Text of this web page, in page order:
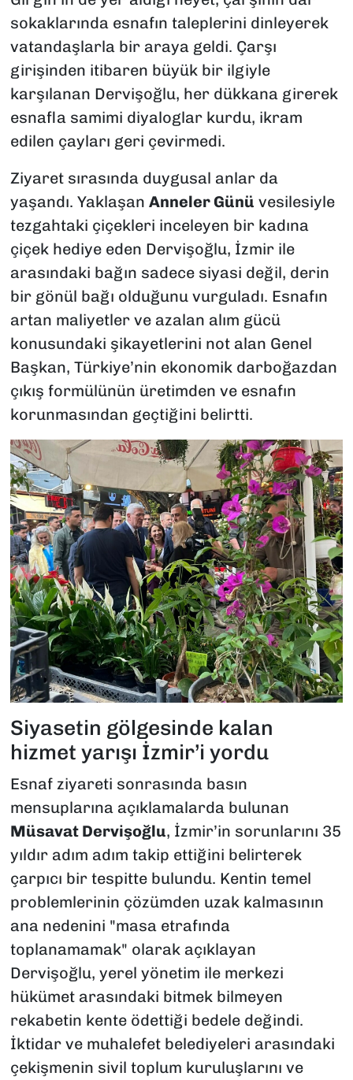
sokaklarında esnafın taleplerini dinleyerek
vatandaşlarla bir araya geldi. Çarşı
girişinden itibaren büyük bir ilgiyle
karşılanan Dervişoğlu, her dükkana girerek
esnafla samimi diyaloglar kurdu, ikram
edilen çayları geri çevirmedi.
Ziyaret sırasında duygusal anlar da
yaşandı. Yaklaşan Anneler Günü vesilesiyle
tezgahtaki çiçekleri inceleyen bir kadına
çiçek hediye eden Dervişoğlu, İzmir ile
arasındaki bağın sadece siyasi değil, derin
bir gönül bağı olduğunu vurguladı. Esnafın
artan maliyetler ve azalan alım gücü
konusundaki şikayetlerini not alan Genel
Başkan, Türkiye’nin ekonomik darboğazdan
çıkış formülünün üretimden ve esnafın
korunmasından geçtiğini belirtti.
Siyasetin gölgesinde kalan
hizmet yarışı İzmir’i yordu
Esnaf ziyareti sonrasında basın
mensuplarına açıklamalarda bulunan
Müsavat Dervişoğlu, İzmir’in sorunlarını 35
yıldır adım adım takip ettiğini belirterek
çarpıcı bir tespitte bulundu. Kentin temel
problemlerinin çözümden uzak kalmasının
ana nedenini "masa etrafında
toplanamamak" olarak açıklayan
Dervişoğlu, yerel yönetim ile merkezi
hükümet arasındaki bitmek bilmeyen
rekabetin kente ödettiği bedele değindi.
İktidar ve muhalefet belediyeleri arasındaki
çekişmenin sivil toplum kuruluşlarını ve